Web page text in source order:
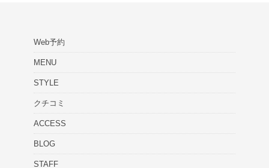
Web予約
MENU
STYLE
クチコミ
ACCESS
BLOG
STAFF